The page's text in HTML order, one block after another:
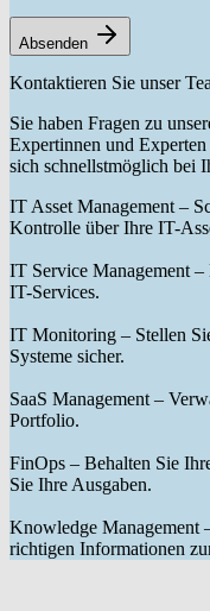
Absenden
Kontaktieren Sie unser
Sie haben Fragen zu
Expertinnen und
sich schnellstmöglich bei
IT Asset Management –
Kontrolle über Ihre IT-
IT Service Management –
IT-Services.
IT Monitoring – Stellen
Systeme sicher.
SaaS Management –
Portfolio.
FinOps – Behalten Sie
Sie Ihre Ausgaben.
Knowledge Management
richtigen Informationen